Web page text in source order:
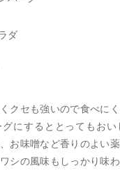
ダ
クセも強いので食べに
にするととってもお
お味噌など香りのよい薬
シの風味もしっかり味